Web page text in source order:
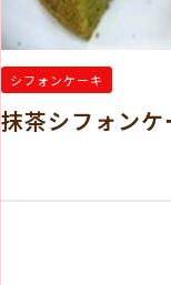
シフォンケーキ
抹茶シフォンケ